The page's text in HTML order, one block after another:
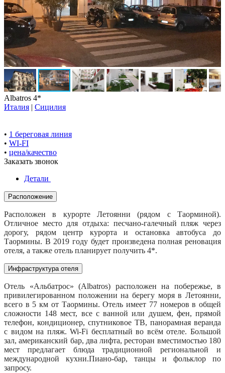
Albatros 4*
Италия | Сицилия
• 1 береговая линия
• WI-FI
• цена/качество
Заказать звонок
Детали
Расположение
Расположен в курорте Летоянни (рядом с Таорминой).
Отличное место для отдыха: песчано-галечный пляж через
дорогу, рядом центр курорта и остановка автобуса до
Таормины. В 2019 году будет произведена полная реновация
отеля, а также отель планирует получить 4*.
Инфраструктура отеля
Отель «Альбатрос» (Albatros) расположен на побережье, в
привилегированном положении на берегу моря в Летоянни,
всего в 5 км от Таормины. Отель имеет 77 номеров в общей
сложности 148 мест, все с ванной или душем, фен, прямой
телефон, кондиционер, спутниковое ТВ, панорамная веранда
с видом на пляж. Wi-Fi бесплатный во всём отеле. Большой
зал, американский бар, два лифта, ресторан вместимостью 180
мест предлагает блюда традиционной региональной и
международной кухни.Пиано-бар, танцы и фольклор по
запросу.